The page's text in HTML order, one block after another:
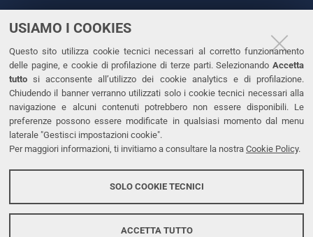
USIAMO I COOKIES
Questo sito utilizza cookie tecnici necessari al corretto funzionamento
delle pagine, e cookie di profilazione di terze parti. Selezionando Accetta
tutto si acconsente all’utilizzo dei cookie analytics e di profilazione.
Chiudendo il banner verranno utilizzati solo i cookie tecnici necessari alla
navigazione e alcuni contenuti potrebbero non essere disponibili. Le
preferenze possono essere modificate in qualsiasi momento dal menu
laterale "Gestisci impostazioni cookie".
Per maggiori informazioni, ti invitiamo a consultare la nostra Cookie Policy.
SOLO COOKIE TECNICI
ACCETTA TUTTO
CONTATTI
Tel. +39 0532 293111
Fax. +39 0532 293031
PEC
LINKS
Dichiarazione di accessibilità
Protezione dati personali